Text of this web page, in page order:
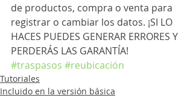
de productos, compra o venta para
registrar o cambiar los datos. ¡SI LO
HACES PUEDES GENERAR ERRORES Y
PERDERÁS LAS GARANTÍA!
#traspasos #reubicación
Tutoriales
Incluido en la versión básica